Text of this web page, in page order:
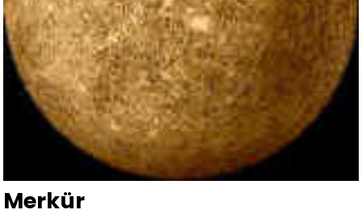
Merkür